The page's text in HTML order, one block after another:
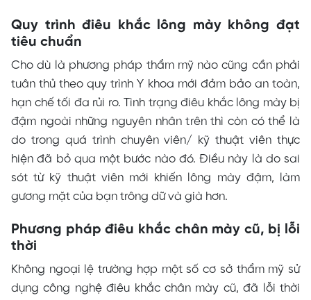
Quy trình điêu khắc lông mày không đạt
tiêu chuẩn
Cho dù là phương pháp thẩm mỹ nào cũng cần phải
tuân thủ theo quy trình Y khoa mới đảm bảo an toàn,
hạn chế tối đa rủi ro. Tình trạng điêu khắc lông mày bị
đậm ngoài những nguyên nhân trên thì còn có thể là
do trong quá trình chuyên viên/ kỹ thuật viên thực
hiện đã bỏ qua một bước nào đó. Điều này là do sai
sót từ kỹ thuật viên mới khiến lông mày đậm, làm
gương mặt của bạn trông dữ và già hơn.
Phương pháp điêu khắc chân mày cũ, bị lỗi
thời
Không ngoại lệ trường hợp một số cơ sở thẩm mỹ sử
dụng công nghệ điêu khắc chân mày cũ, đã lỗi thời